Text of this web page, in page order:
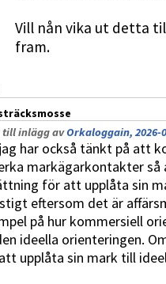
Vill nån vika ut detta
fram.
till inlägg avOrkaloggain, 2026-
har också tänkt på att
markägarkontakter
för att upplåta sin
eftersom det är
på hur kommersiell
ideella orienteringen.
upplåta sin mark till